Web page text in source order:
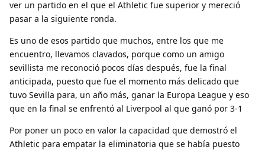
ver un partido en el que el Athletic fue superior y mereció
pasar a la siguiente ronda.
Es uno de esos partido que muchos, entre los que me
encuentro, llevamos clavados, porque como un amigo
sevillista me reconoció pocos días después, fue la final
anticipada, puesto que fue el momento más delicado que
tuvo Sevilla para, un año más, ganar la Europa League y eso
que en la final se enfrentó al Liverpool al que ganó por 3-1
Por poner un poco en valor la capacidad que demostró el
Athletic para empatar la eliminatoria que se había puesto